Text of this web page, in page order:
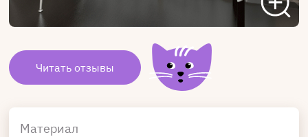
Читать отзывы
Материал